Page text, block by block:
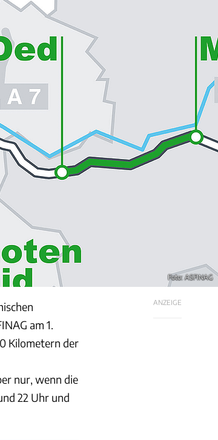
Foto: ASFINAG
ANZEIGE
am 1.
Kilometern der
nur, wenn die
22 Uhr und